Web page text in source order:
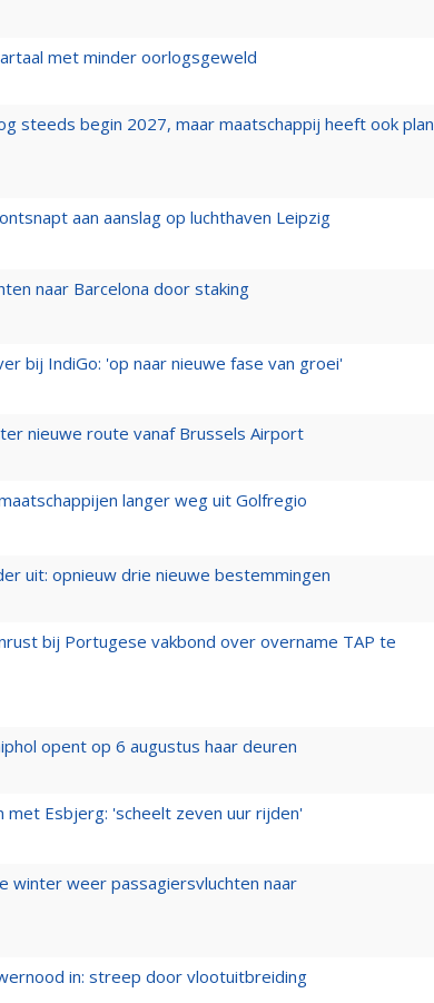
met minder oorlogsgeweld
steeds begin 2027, maar maatschappij heeft ook plan
aan aanslag op luchthaven Leipzig
naar Barcelona door staking
bij IndiGo: 'op naar nieuwe fase van groei'
nieuwe route vanaf Brussels Airport
langer weg uit Golfregio
uit: opnieuw drie nieuwe bestemmingen
bij Portugese vakbond over overname TAP te
opent op 6 augustus haar deuren
met Esbjerg: 'scheelt zeven uur rijden'
winter weer passagiersvluchten naar
in: streep door vlootuitbreiding